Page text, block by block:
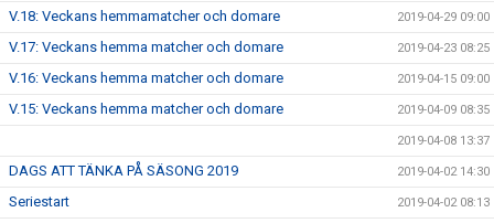
V.18: Veckans hemmamatcher och domare 2019-04-29 09:00
V.17: Veckans hemma matcher och domare 2019-04-23 08:25
V.16: Veckans hemma matcher och domare 2019-04-15 09:00
V.15: Veckans hemma matcher och domare 2019-04-09 08:35
2019-04-08 13:37
DAGS ATT TÄNKA PÅ SÄSONG 2019 2019-04-02 14:30
Seriestart 2019-04-02 08:13